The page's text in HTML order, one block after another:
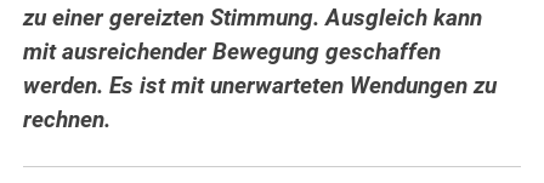
zu einer gereizten Stimmung. Ausgleich kann
mit ausreichender Bewegung geschaffen
werden. Es ist mit unerwarteten Wendungen zu
rechnen.